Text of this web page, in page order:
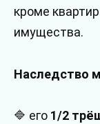
кроме
имущества.
Наследство
🔷 его 1/2